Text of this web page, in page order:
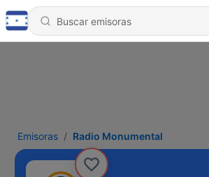
Emisoras Radio Monumental